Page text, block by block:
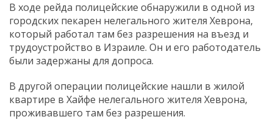
В ходе рейда полицейские обнаружили в одной из
городских пекарен нелегального жителя Хеврона,
который работал там без разрешения на въезд и
трудоустройство в Израиле. Он и его работодатель
были задержаны для допроса.
В другой операции полицейские нашли в жилой
квартире в Хайфе нелегального жителя Хеврона,
проживавшего там без разрешения.